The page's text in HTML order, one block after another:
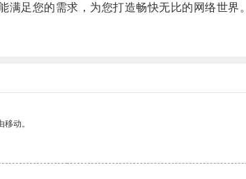
足您的需求，为您打造畅快无比的网络世界。
动。